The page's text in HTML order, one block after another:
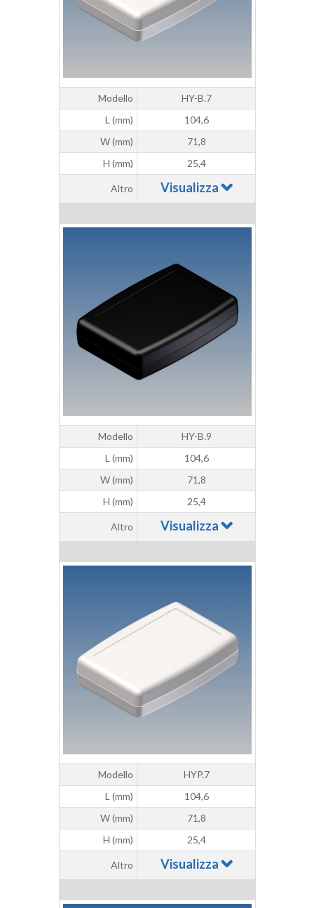
Modello
HY-B.7
L (mm)
104,6
W (mm)
71,8
H (mm)
25,4
Altro Visualizza
Modello
HY-B.9
L (mm)
104,6
W (mm)
71,8
H (mm)
25,4
Altro Visualizza
Modello
HYP.7
L (mm)
104,6
W (mm)
71,8
H (mm)
25,4
Altro Visualizza